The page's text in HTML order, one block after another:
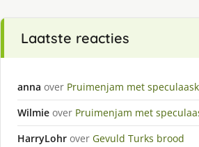
Laatste reacties
anna over Pruimenjam met
Wilmie over Pruimenjam met
HarryLohr over Gevuld Turks brood